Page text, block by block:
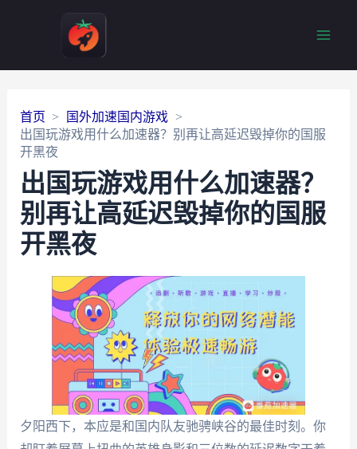
首页
国外加速国内游戏
出国玩游戏用什么加速器？别再让高延迟毁掉你的国服
开黑夜
出国玩游戏用什么加速器？
别再让高延迟毁掉你的国服
开黑夜
夕阳西下，本应是和国内队友驰骋峡谷的最佳时刻。你